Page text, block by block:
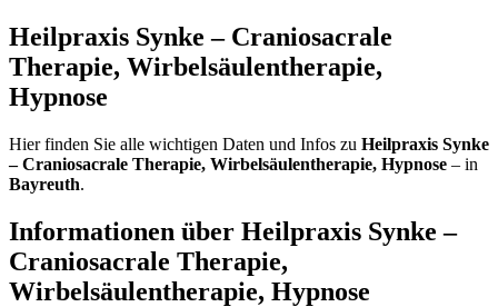
Heilpraxis Synke – Craniosacrale
Therapie, Wirbelsäulentherapie,
Hypnose
Hier finden Sie alle wichtigen Daten und Infos zu Heilpraxis Synke
– Craniosacrale Therapie, Wirbelsäulentherapie, Hypnose – in
Bayreuth.
Informationen über Heilpraxis Synke –
Craniosacrale Therapie,
Wirbelsäulentherapie, Hypnose